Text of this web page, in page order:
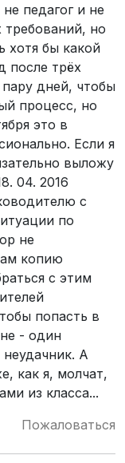
педагог и не
но
хотя бы какой
после трёх
дней, чтобы
процесс, но
это в
Если я
выложу
04. 2016
с
по
не
копию
с этим
попасть в
- один
А
как я, молчат,
из класса...
Пожаловаться